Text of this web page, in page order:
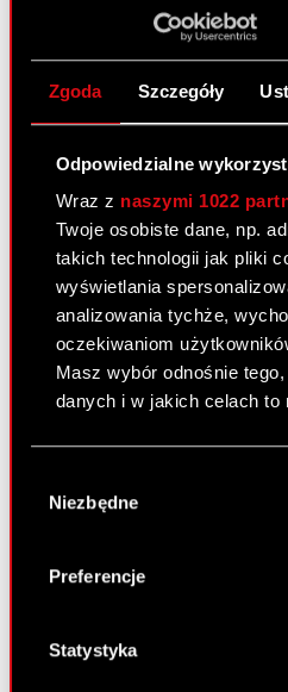
Zgoda Szczegóły
Odpowiedzialne
Wraz z naszymi 1022
Twoje osobiste dane, np.
takich technologii jak pliki
wyświetlania
analizowania tychże,
oczekiwaniom
Masz wybór odnośnie
danych i w jakich celach to
lokalizacji
Identyfikować
analizując
palca)
zgody
Niezbędne
Preferencje
Statystyka
Zawarcie aneksu
Raport bieżący nr
21 października 2010
Otrzymanie
mowa w art. 69
ofercie publicznej.
PDF Pobierz załącznik
Raport bieżący nr
21 października 2010
PDF
Podjęcie decyzji
Optimus S.A. ze